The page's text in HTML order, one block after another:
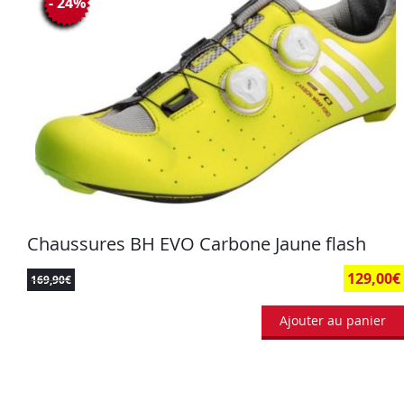
Chaussures BH EVO Carbone Jaune flash
169,90€ 129,00€
Ajouter au panier